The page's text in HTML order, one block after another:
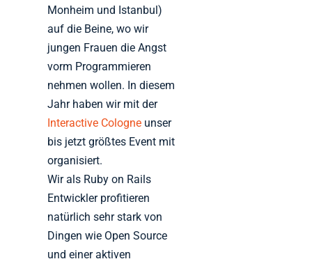
Monheim und Istanbul)
auf die Beine, wo wir
jungen Frauen die Angst
vorm Programmieren
nehmen wollen. In diesem
Jahr haben wir mit der
Interactive Cologne unser
bis jetzt größtes Event mit
organisiert.
Wir als Ruby on Rails
Entwickler profitieren
natürlich sehr stark von
Dingen wie Open Source
und einer aktiven